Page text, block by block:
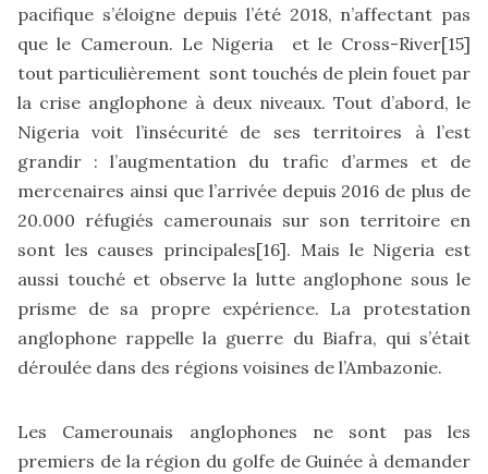
pacifique s’éloigne depuis l’été 2018, n’affectant pas
que le Cameroun. Le Nigeria et le Cross-River[15]
tout particulièrement sont touchés de plein fouet par
la crise anglophone à deux niveaux. Tout d’abord, le
Nigeria voit l’insécurité de ses territoires à l’est
grandir : l’augmentation du trafic d’armes et de
mercenaires ainsi que l’arrivée depuis 2016 de plus de
20.000 réfugiés camerounais sur son territoire en
sont les causes principales[16]. Mais le Nigeria est
aussi touché et observe la lutte anglophone sous le
prisme de sa propre expérience. La protestation
anglophone rappelle la guerre du Biafra, qui s’était
déroulée dans des régions voisines de l’Ambazonie.
Les Camerounais anglophones ne sont pas les
premiers de la région du golfe de Guinée à demander